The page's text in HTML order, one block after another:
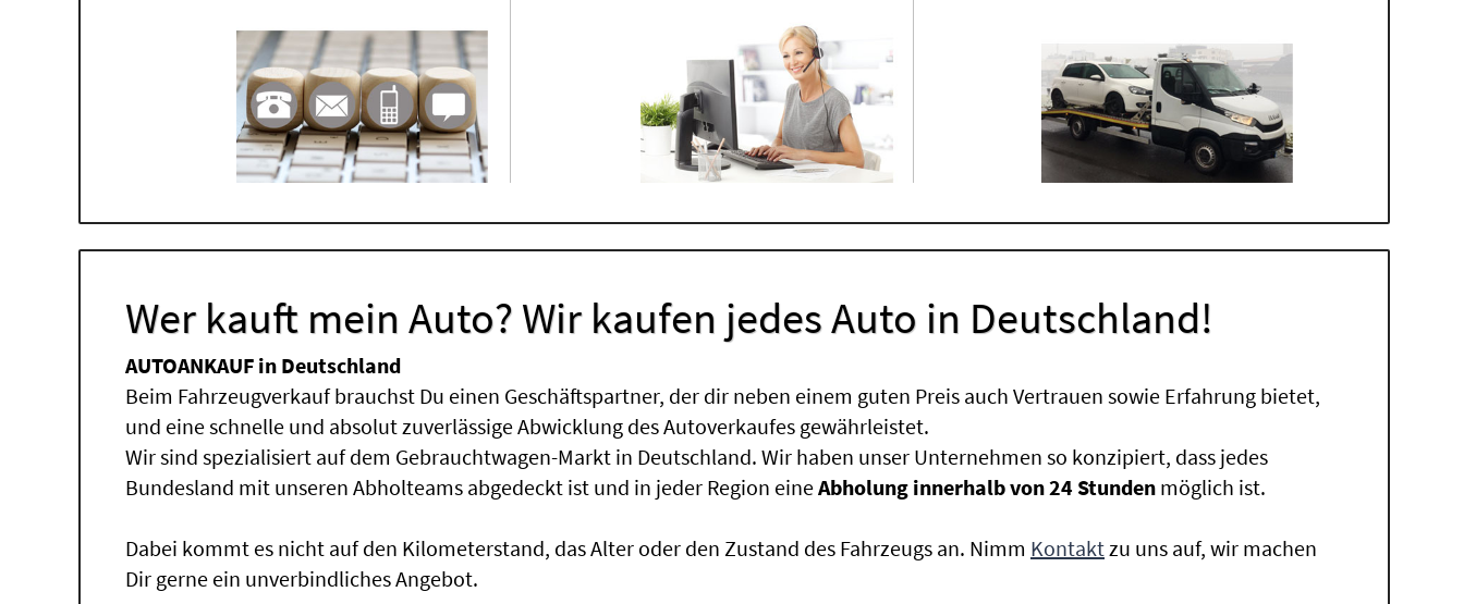
Wer kauft mein Auto? Wir kaufen jedes Auto in Deutschland!
AUTOANKAUF in Deutschland
Beim Fahrzeugverkauf brauchst Du einen Geschäftspartner, der dir neben einem guten Preis auch Vertrauen sowie Erfahrung bietet,
und eine schnelle und absolut zuverlässige Abwicklung des Autoverkaufes gewährleistet.
Wir sind spezialisiert auf dem Gebrauchtwagen-Markt in Deutschland. Wir haben unser Unternehmen so konzipiert, dass jedes
Bundesland mit unseren Abholteams abgedeckt ist und in jeder Region eineAbholung innerhalb von 24 Stunden möglich ist.
Dabei kommt es nicht auf den Kilometerstand, das Alter oder den Zustand des Fahrzeugs an. Nimm Kontaktzu uns auf, wir machen
Dir gerne ein unverbindliches Angebot.